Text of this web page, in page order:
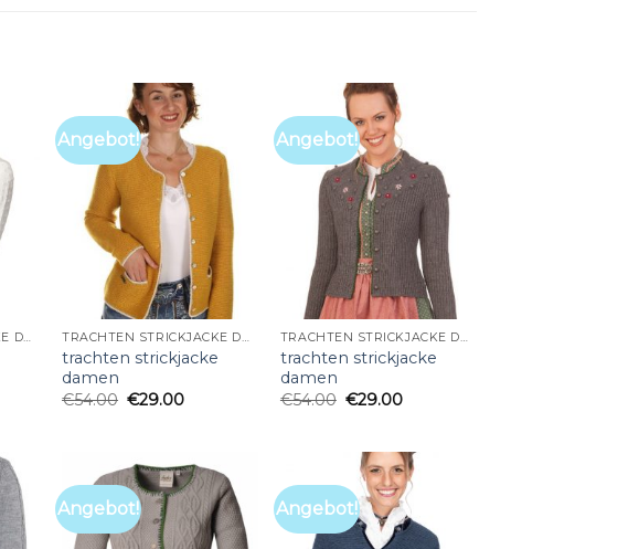
TRACHTEN STRICKJACKE DAMEN
Angebot!
TRACHTEN STRICKJACKE DAMEN
trachten strickjacke
damen
€54.00 €29.00
Angebot!
TRACHTEN STRICKJACKE DAMEN
trachten strickjacke
damen
€54.00 €29.00
Angebot! Angebot!